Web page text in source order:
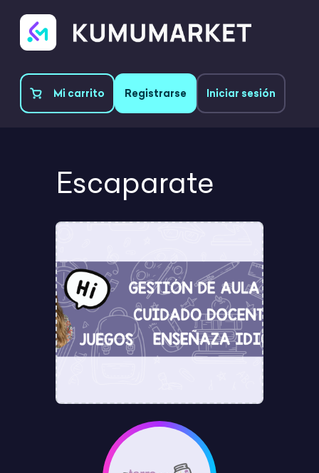
Mi carrito Registrarse Iniciar sesión
Escaparate